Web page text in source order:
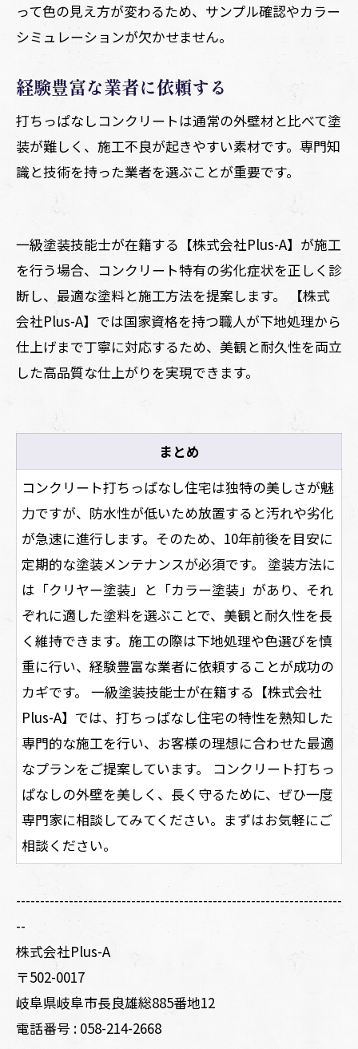
って色の見え方が変わるため、サンプル確認やカラー
シミュレーションが欠かせません。
経験豊富な業者に依頼する
打ちっぱなしコンクリートは通常の外壁材と比べて塗
装が難しく、施工不良が起きやすい素材です。専門知
識と技術を持った業者を選ぶことが重要です。
一級塗装技能士が在籍する【株式会社Plus-A】が施工
を行う場合、コンクリート特有の劣化症状を正しく診
断し、最適な塗料と施工方法を提案します。 【株式
会社Plus-A】では国家資格を持つ職人が下地処理から
仕上げまで丁寧に対応するため、美観と耐久性を両立
した高品質な仕上がりを実現できます。
まとめ
コンクリート打ちっぱなし住宅は独特の美しさが魅
力ですが、防水性が低いため放置すると汚れや劣化
が急速に進行します。そのため、10年前後を目安に
定期的な塗装メンテナンスが必須です。 塗装方法に
は「クリヤー塗装」と「カラー塗装」があり、それ
ぞれに適した塗料を選ぶことで、美観と耐久性を長
く維持できます。施工の際は下地処理や色選びを慎
重に行い、経験豊富な業者に依頼することが成功の
カギです。 一級塗装技能士が在籍する【株式会社
Plus-A】では、打ちっぱなし住宅の特性を熟知した
専門的な施工を行い、お客様の理想に合わせた最適
なプランをご提案しています。 コンクリート打ちっ
ぱなしの外壁を美しく、長く守るために、ぜひ一度
専門家に相談してみてください。まずはお気軽にご
相談ください。
--------------------------------------------------------------------
--
株式会社Plus-A
〒502-0017
岐阜県岐阜市長良雄総885番地12
電話番号 : 058-214-2668